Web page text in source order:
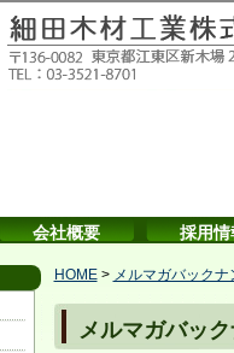
会社概要 採用情
HOME> メルマガバックナ
メルマガバッ